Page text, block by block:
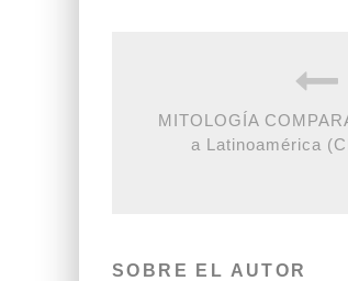
MITOLOGÍA
a Latinoamérica
SOBRE EL AUTOR